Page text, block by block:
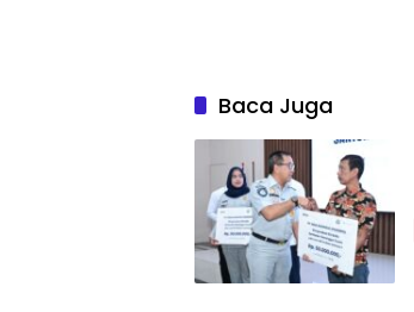
Baca Juga